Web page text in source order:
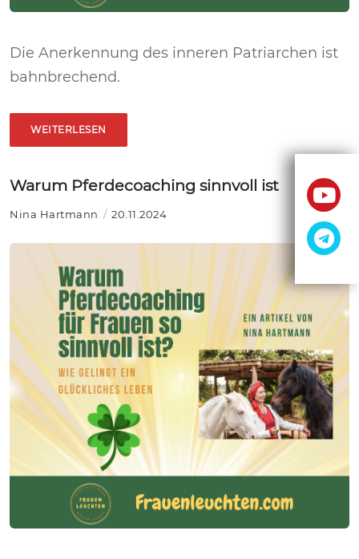
Die Anerkennung des inneren Patriarchen ist
bahnbrechend.
WEITERLESEN
Warum Pferdecoaching sinnvoll ist
Nina Hartmann 20.11.2024